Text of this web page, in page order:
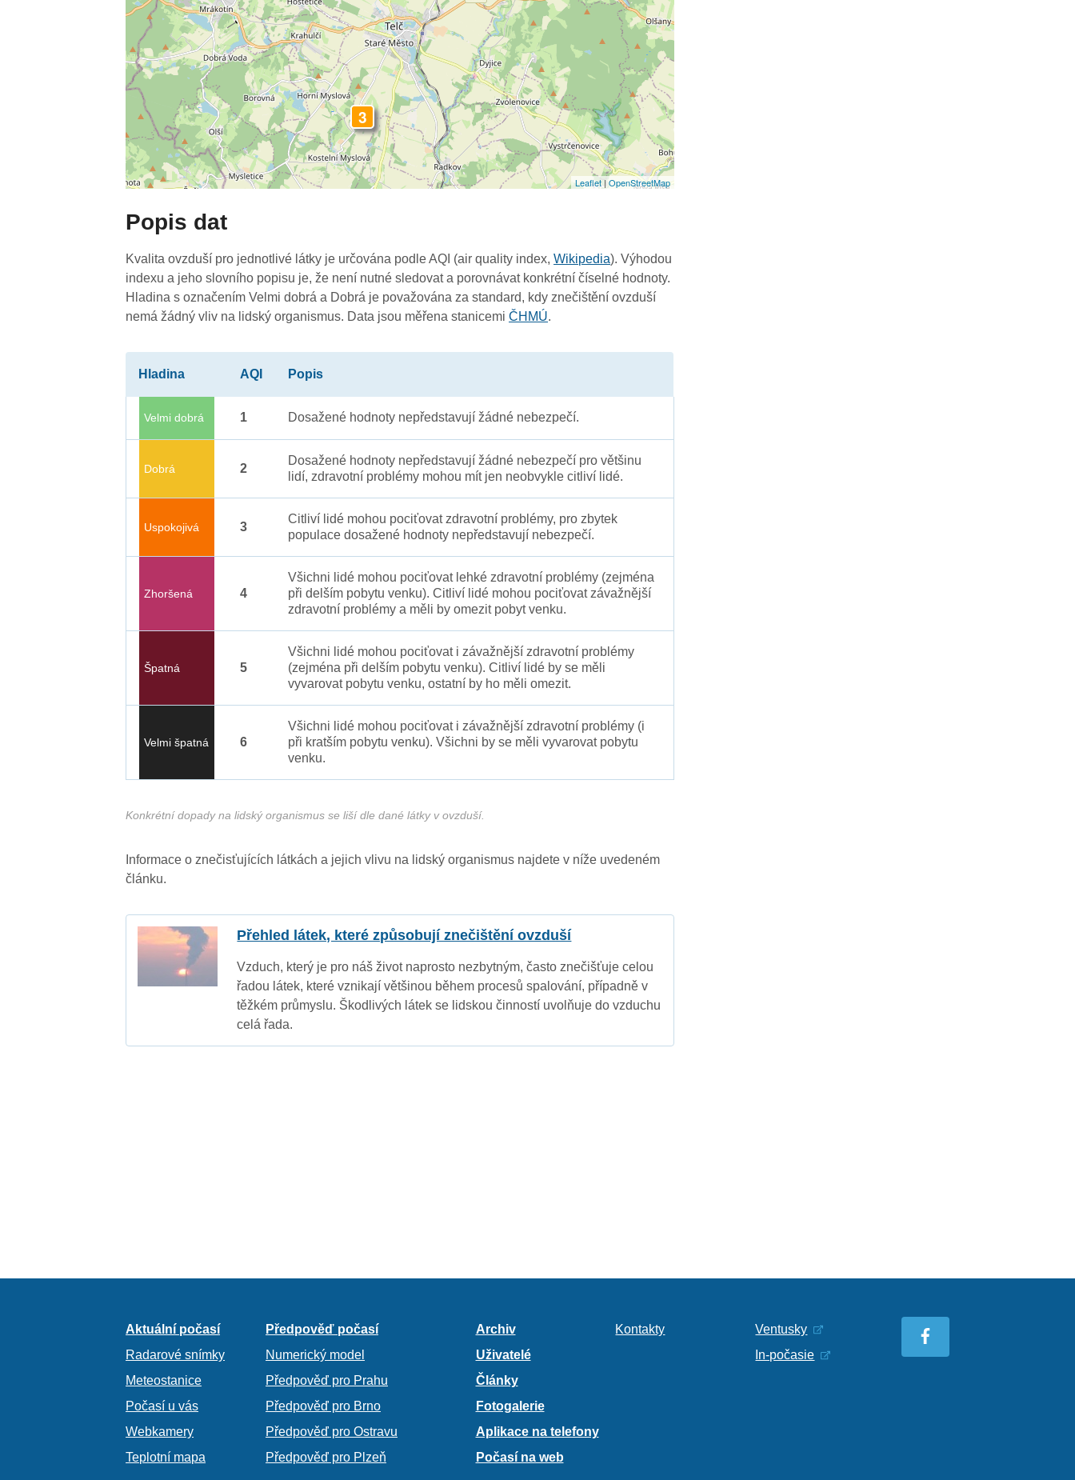
3
Leaflet| OpenStreetMap
Popis dat
Kvalita ovzduší pro jednotlivé látky je určována podle AQI (air quality index,Wikipedia). Výhodou
indexu a jeho slovního popisu je, že není nutné sledovat a porovnávat konkrétní číselné hodnoty.
Hladina s označením Velmi dobrá a Dobrá je považována za standard, kdy znečištění ovzduší
nemá žádný vliv na lidský organismus. Data jsou měřena stanicemiČHMÚ.
Hladina AQI Popis
Velmi dobrá 1 Dosažené hodnoty nepředstavují žádné nebezpečí.
Dobrá 2
Dosažené hodnoty nepředstavují žádné nebezpečí pro většinu
lidí, zdravotní problémy mohou mít jen neobvykle citliví lidé.
Uspokojivá 3
Citliví lidé mohou pociťovat zdravotní problémy, pro zbytek
populace dosažené hodnoty nepředstavují nebezpečí.
Zhoršená 4
Všichni lidé mohou pociťovat lehké zdravotní problémy (zejména
při delším pobytu venku). Citliví lidé mohou pociťovat závažnější
zdravotní problémy a měli by omezit pobyt venku.
Špatná 5
Všichni lidé mohou pociťovat i závažnější zdravotní problémy
(zejména při delším pobytu venku). Citliví lidé by se měli
vyvarovat pobytu venku, ostatní by ho měli omezit.
Velmi špatná 6
Všichni lidé mohou pociťovat i závažnější zdravotní problémy (i
při kratším pobytu venku). Všichni by se měli vyvarovat pobytu
venku.
Konkrétní dopady na lidský organismus se liší dle dané látky v ovzduší.
Informace o znečisťujících látkách a jejich vlivu na lidský organismus najdete v níže uvedeném
článku.
Přehled látek, které způsobují znečištění ovzduší
Vzduch, který je pro náš život naprosto nezbytným, často znečišťuje celou
řadou látek, které vznikají většinou během procesů spalování, případně v
těžkém průmyslu. Škodlivých látek se lidskou činností uvolňuje do vzduchu
celá řada.
Aktuální počasí
Radarové snímky
Meteostanice
Počasí u vás
Webkamery
Teplotní mapa
Předpověď počasí
Numerický model
Předpověď pro Prahu
Předpověď pro Brno
Předpověď pro Ostravu
Předpověď pro Plzeň
Archiv
Uživatelé
Články
Fotogalerie
Aplikace na telefony
Počasí na web
Kontakty
Ventusky
In-počasie